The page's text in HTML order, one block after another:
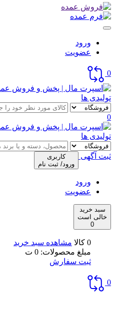
ورود
عضویت
0
0
ثبت آگهی
کاربری
ورود/ ثبت نام
ورود
عضویت
سبد خرید
خالی است
0
0 کالا
مشاهده سبد خرید
مبلغ محصولات: 0 ت
ثبت سفارش
0